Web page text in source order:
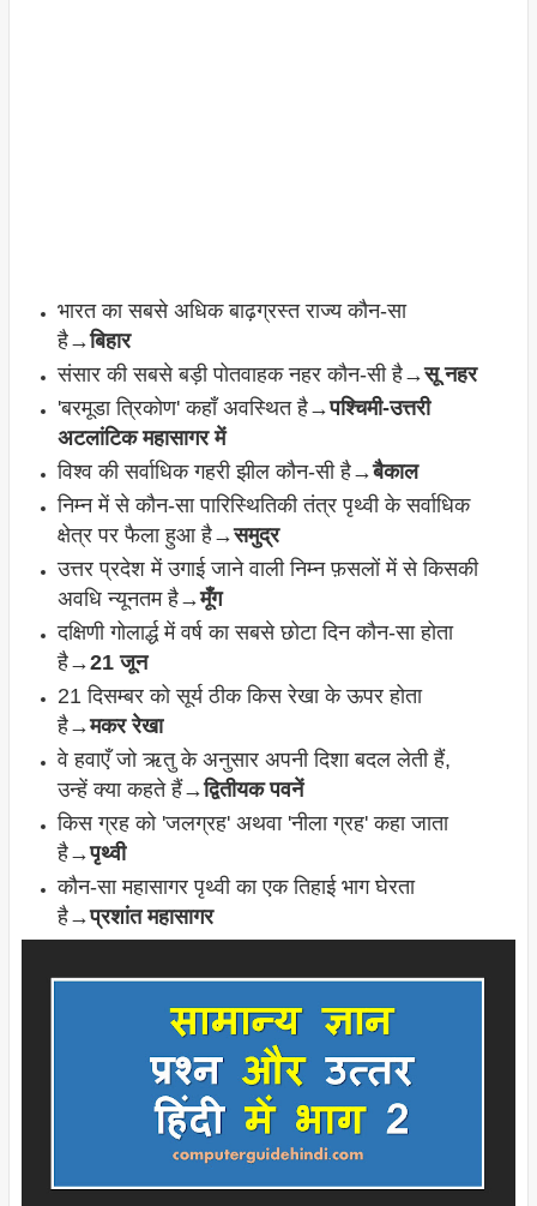
भारत का सबसे अधिक बाढ़ग्रस्त राज्य कौन-सा
है→बिहार
संसार की सबसे बड़ी पोतवाहक नहर कौन-सी है→सू नहर
'बरमूडा त्रिकोण' कहाँ अवस्थित है→पश्चिमी-उत्तरी
अटलांटिक महासागर में
विश्व की सर्वाधिक गहरी झील कौन-सी है→बैकाल
निम्न में से कौन-सा पारिस्थितिकी तंत्र पृथ्वी के सर्वाधिक
क्षेत्र पर फैला हुआ है→समुद्र
उत्तर प्रदेश में उगाई जाने वाली निम्न फ़सलों में से किसकी
अवधि न्यूनतम है→मूँग
दक्षिणी गोलार्द्ध में वर्ष का सबसे छोटा दिन कौन-सा होता
है→21 जून
21 दिसम्बर को सूर्य ठीक किस रेखा के ऊपर होता
है→मकर रेखा
वे हवाएँ जो ऋतु के अनुसार अपनी दिशा बदल लेती हैं,
उन्हें क्या कहते हैं→द्वितीयक पवनें
किस ग्रह को 'जलग्रह' अथवा 'नीला ग्रह' कहा जाता
है→पृथ्वी
कौन-सा महासागर पृथ्वी का एक तिहाई भाग घेरता
है→प्रशांत महासागर